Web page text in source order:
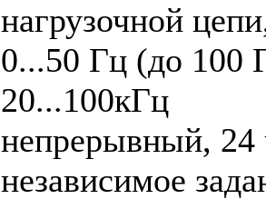
нагрузочной
0...50 Гц (до 100
20...100кГц
непрерывный, 24
независимое